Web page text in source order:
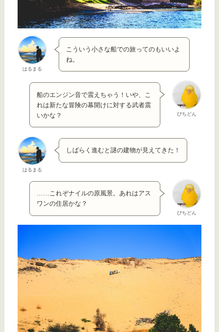
はるまる
こういう小さな船での旅ってのもいいよ
ね。
ぴちどん
船のエンジン音で震えちゃう！いや、こ
れは新たな冒険の幕開けに対する武者震
いかな？
はるまる
しばらく進むと謎の建物が見えてきた！
ぴちどん
……これぞナイルの原風景。あれはアス
ワンの住居かな？